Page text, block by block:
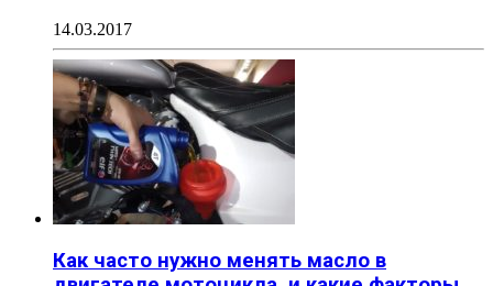
14.03.2017
Как часто нужно менять масло в